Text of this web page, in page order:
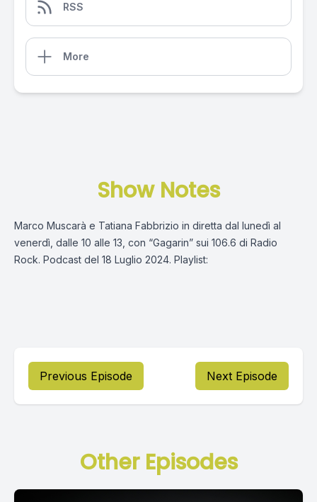
RSS
More
Show Notes
Marco Muscarà e Tatiana Fabbrizio in diretta dal lunedì al
venerdì, dalle 10 alle 13, con “Gagarin” sui 106.6 di Radio
Rock. Podcast del 18 Luglio 2024. Playlist:
Previous Episode Next Episode
Other Episodes